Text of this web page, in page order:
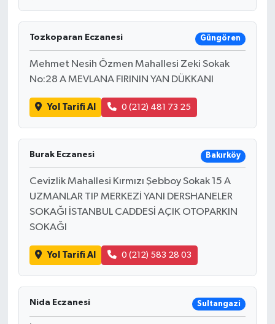
Tozkoparan Eczanesi Güngören
Mehmet Nesih Özmen Mahallesi Zeki Sokak
No:28 A MEVLANA FIRININ YAN DÜKKANI
Yol Tarifi Al 0 (212) 481 73 25
Burak Eczanesi Bakırköy
Cevizlik Mahallesi Kırmızı Şebboy Sokak 15 A
UZMANLAR TIP MERKEZİ YANI DERSHANELER
SOKAĞI İSTANBUL CADDESİ AÇIK OTOPARKIN
SOKAĞI
Yol Tarifi Al 0 (212) 583 28 03
Nida Eczanesi Sultangazi